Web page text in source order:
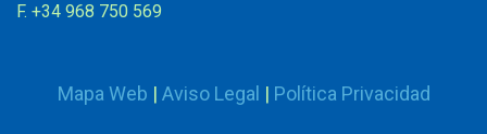
F. +34 968 750 569
Mapa Web | Aviso Legal | Política Privacidad